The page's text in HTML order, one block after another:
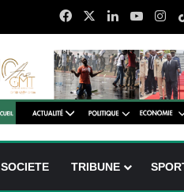
FacebookLinkedin
SOCIETE TRIBUNE